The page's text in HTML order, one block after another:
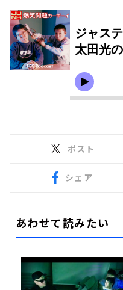
ポスト
シェア
あわせて読みたい